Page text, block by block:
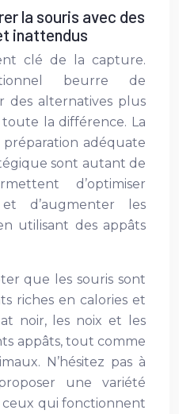
la souris avec des
inattendus
clé de la capture.
beurre de
des alternatives plus
la différence. La
préparation adéquate
sont autant de
d’optimiser
d’augmenter les
utilisant des appâts
que les souris sont
riches en calories et
noir, les noix et les
appâts, tout comme
N’hésitez pas à
une variété
ceux qui fonctionnent